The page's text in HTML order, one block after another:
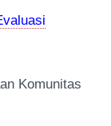
Komunitas